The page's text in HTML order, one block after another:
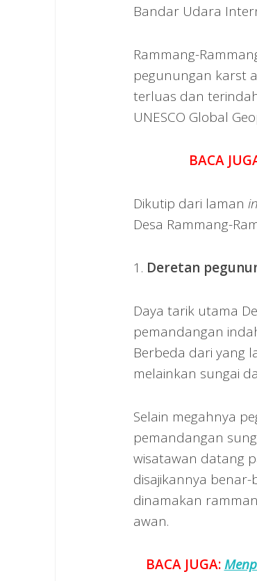
Bandar Udara
Rammang-
pegunungan karst
terluas dan
UNESCO Global
BACA
Dikutip dari laman
Desa Rammang-
1. Deretan
Daya tarik utama
pemandangan
Berbeda dari yang
melainkan sungai
Selain megahnya
pemandangan
wisatawan datang
disajikannya
dinamakan
awan.
BACA JUGA: